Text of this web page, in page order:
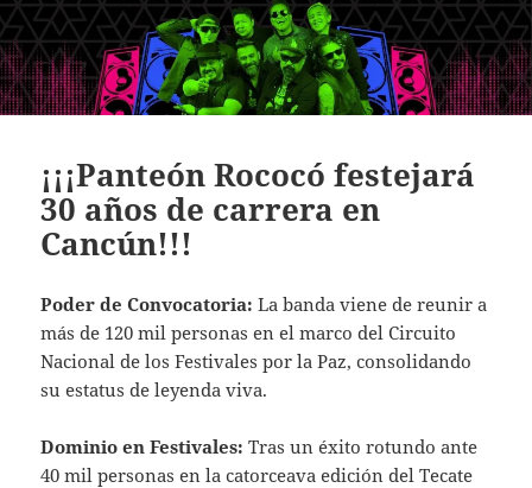
¡¡¡Panteón Rococó festejará
30 años de carrera en
Cancún!!!
Poder de Convocatoria: La banda viene de reunir a
más de 120 mil personas en el marco del Circuito
Nacional de los Festivales por la Paz, consolidando
su estatus de leyenda viva.
Dominio en Festivales: Tras un éxito rotundo ante
40 mil personas en la catorceava edición del Tecate